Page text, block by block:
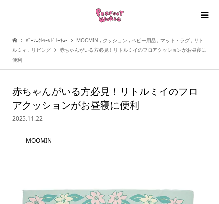
ﾊﾟｰﾌｪｸﾄﾜｰﾙﾄﾞﾄｰｷｮｰ MOOMIN , クッション , ベビー用品 , マット・ラグ , リト
ルミィ , リビング
赤ちゃんがいる方必見！リトルミイのフロアクッションがお昼寝に
便利
赤ちゃんがいる方必見！リトルミイのフロ
アクッションがお昼寝に便利
2025.11.22
MOOMIN